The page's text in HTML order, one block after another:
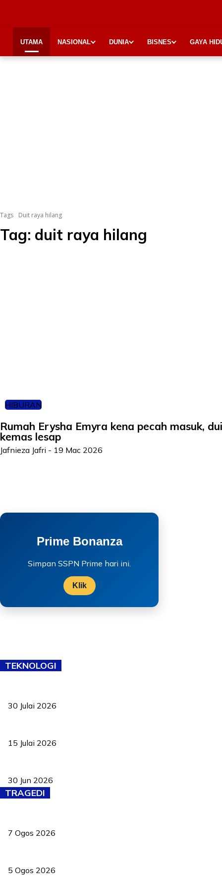
UTAMA NASIONAL DUNIA BISNES GAYA
Tags Duit raya hilang
Tag: duit raya hilang
HIBURAN
Rumah Erysha Emyra kena pecah masuk,
kemas lesap
Jafnieza Jafri - 19 Mac 2026
Prime Bonanza
Simpan SSPN Prime hari ini.
Klik
TEKNOLOGI
30 Julai 2026
15 Julai 2026
30 Jun 2026
TRAGEDI
7 Ogos 2026
5 Ogos 2026